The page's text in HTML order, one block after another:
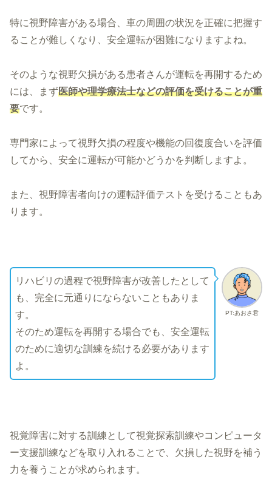
特に視野障害がある場合、車の周囲の状況を正確に把握す
ることが難しくなり、安全運転が困難になりますよね。
そのような視野欠損がある患者さんが運転を再開するため
には、まず医師や理学療法士などの評価を受けることが重
要です。
専門家によって視野欠損の程度や機能の回復度合いを評価
してから、安全に運転が可能かどうかを判断しますよ。
また、視野障害者向けの運転評価テストを受けることもあ
ります。
PT:あおさ君
リハビリの過程で視野障害が改善したとして
も、完全に元通りにならないこともありま
す。
そのため運転を再開する場合でも、安全運転
のために適切な訓練を続ける必要があります
よ。
視覚障害に対する訓練として視覚探索訓練やコンピュータ
ー支援訓練などを取り入れることで、欠損した視野を補う
力を養うことが求められます。